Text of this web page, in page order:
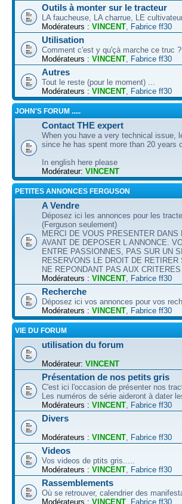
Outils à monter sur le tracteur
LA faucheuse, LA charrue, LE
Modérateurs : VINCENT Fabrice ff30
Utilisation
Comment c'est y qu'çà marche ce truc ?
Modérateurs : VINCENT Fabrice ff30
Autres
Tout le reste (pour le moment) ...
Modérateurs : VINCENT Fabrice ff30
JOHN'S FORUM .....
Contact THE expert
When you have a very technical issue,
since he has spent more than 20 years
In english here please
Modérateur: VINCENT
PETITES ANNONCES FERGUSON
A Vendre
Déposez ici les annonces pour les
(Ferguson seulement)
MERCI DE VOUS PRESENTER DANS
AVANT DE DEPOSER L ANNONCE.
ENTRE PASSIONNES, PAS SUR UN
RESERVONS LE DROIT DE
NE REPONDANT PAS AUX
Modérateurs : VINCENT Fabrice ff30
Recherche
Déposez ici vos annonces pour vos
Modérateurs : VINCENT Fabrice ff30
VIE DU FORUM
utilisation du forum
Modérateur: VINCENT
Présentation de nos petits gris
C'est ici l'occasion de présenter nos
Les numéros de série aideront à dater
Modérateurs : VINCENT Fabrice ff30
Divers
Modérateurs : VINCENT Fabrice ff30
Videos
Vos videos de ptits gris.....
Modérateurs : VINCENT Fabrice ff30
Rassemblements
Où se retrouver, calendrier des
Modérateurs : VINCENT Fabrice ff30